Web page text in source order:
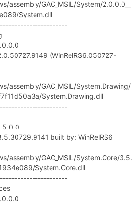
assembly/GAC_MSIL/System/2.0.0.0__
System.dll
(WinRelRS6.050727-
assembly/GAC_MSIL/System.Drawing/
System.Drawing.dll
built by: WinRelRS6
assembly/GAC_MSIL/System.Core/3.5.
System.Core.dll